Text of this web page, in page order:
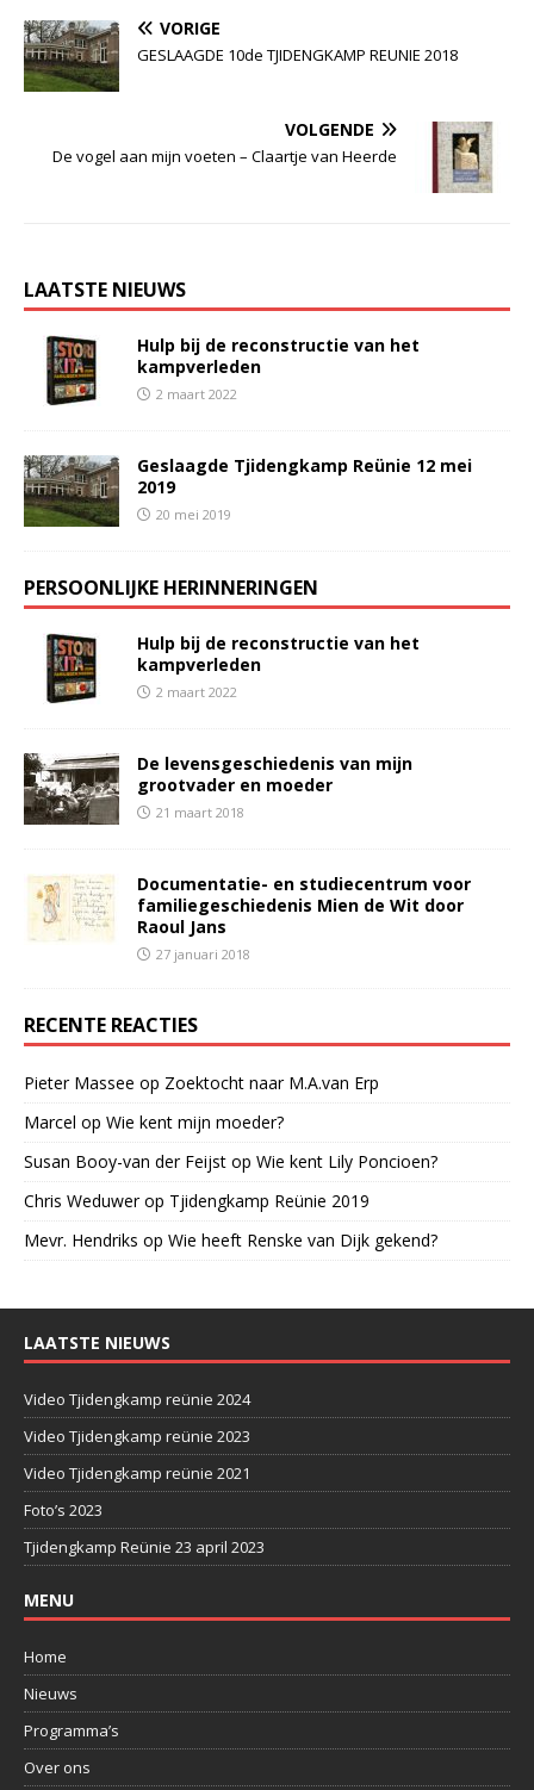
VORIGE
GESLAAGDE 10de TJIDENGKAMP REUNIE 2018
VOLGENDE
De vogel aan mijn voeten – Claartje van Heerde
LAATSTE NIEUWS
Hulp bij de reconstructie van het
kampverleden
2 maart 2022
Geslaagde Tjidengkamp Reünie 12 mei
2019
20 mei 2019
PERSOONLIJKE HERINNERINGEN
Hulp bij de reconstructie van het
kampverleden
2 maart 2022
De levensgeschiedenis van mijn
grootvader en moeder
21 maart 2018
Documentatie- en studiecentrum voor
familiegeschiedenis Mien de Wit door
Raoul Jans
27 januari 2018
RECENTE REACTIES
Pieter Massee op Zoektocht naar M.A.van Erp
Marcel op Wie kent mijn moeder?
Susan Booy-van der Feijst op Wie kent Lily Poncioen?
Chris Weduwerop Tjidengkamp Reünie 2019
Mevr. Hendriks op Wie heeft Renske van Dijk gekend?
LAATSTE NIEUWS
Video Tjidengkamp reünie 2024
Video Tjidengkamp reünie 2023
Video Tjidengkamp reünie 2021
Foto’s 2023
Tjidengkamp Reünie 23 april 2023
MENU
Home
Nieuws
Programma’s
Over ons